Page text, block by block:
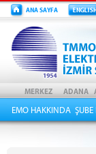
EMO HAKKINDA